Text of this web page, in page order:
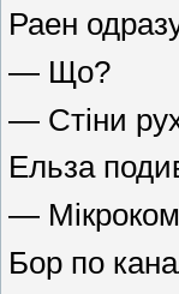
Раен
— Що?
— Стіни
Ельза
—
Бор по